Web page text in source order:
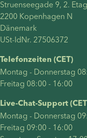
Struenseegade 9, 2.
2200 Kopenhagen N
Dänemark
USt-IdNr. 27506372
Telefonzeiten (CET)
Montag - Donnerstag
Freitag 08:00 - 16:00
Live-Chat-Support
Montag - Donnerstag
Freitag 09:00 - 16:00